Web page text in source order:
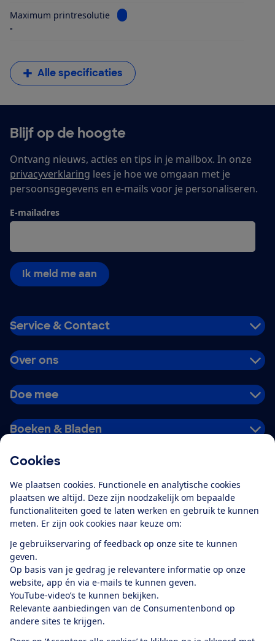
Cookies
We plaatsen cookies. Functionele en analytische cookies
plaatsen we altijd. Deze zijn noodzakelijk om bepaalde
functionaliteiten goed te laten werken en gebruik te kunnen
meten. Er zijn ook cookies naar keuze om:
Je gebruikservaring of feedback op onze site te kunnen
geven.
Op basis van je gedrag je relevantere informatie op onze
website, app én via e-mails te kunnen geven.
YouTube-video’s te kunnen bekijken.
Relevante aanbiedingen van de Consumentenbond op
andere sites te krijgen.
Maximum printresolutie
Bekijk informatie voor Maximum
-
Alle specificaties
Blijf op de hoogte
Ontvang nieuws, acties en tips in je mailbox. In onze
privacyverklaring lees je hoe we omgaan met je
persoonsgegevens en e-mails voor je personaliseren.
E-mailadres
Ik meld me aan
Service & Contact
Over ons
Doe mee
Boeken & Bladen
Alles over de
app
Algemene Voorwaarden
Privacyverklaring
Cookiebeleid
Privacyvoorkeuren
Toegankelijkheid
RSS-feed nieuws
Facebook
TwitterInstagram
YoutubeLinkedIn